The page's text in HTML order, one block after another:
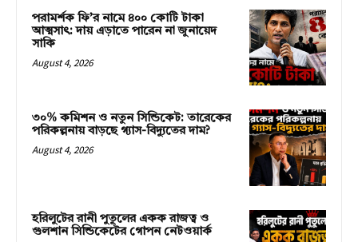
পরামর্শক ফি’র নামে ৪০০ কোটি টাকা
আত্মসাৎ: দায় এড়াতে পারেন না জুনায়েদ
সাকি
August 4, 2026
৩০% কমিশন ও নতুন সিন্ডিকেট: তারেকের
পরিকল্পনায় বাড়ছে গ্যাস-বিদ্যুতের দাম?
August 4, 2026
হরিলুটের রানী পুতুলের একক রাজত্ব ও
গুলশান সিন্ডিকেটের গোপন নেটওয়ার্ক